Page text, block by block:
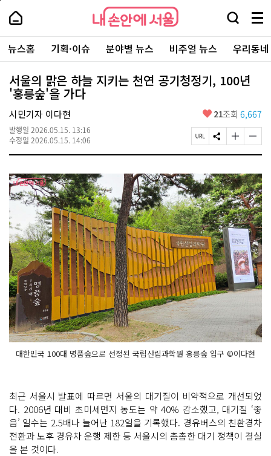
본
로
가
내
손
안
에
서
울
-
서
울
시
대
표
소
통
포
내
손
에
울
검
창
열
기
메
뉴
전
체
보
주
요
서
뉴스홈 기획·이슈 분야별 뉴스 비주얼 뉴스 우리동
서울의 맑은 하늘 지키는 천연 공기청정기, 100년
'홍릉숲'을 가다
시민기자 이다현
발행일 2026.05.15. 13:16
수정일 2026.05.15. 14:06
좋
요
21조회 6,667
페
이
U
R
L
복
사
S
N
공
유
하
기
글
자
기
크
게
변
경
하
기
글
자
기
작
게
변
경
하
기
대한민국 100대 명품숲으로 선정된 국립산림과학원 홍릉숲 입구 ©이다현
최근 서울시 발표에 따르면 서울의 대기질이 비약적으로 개선되었
다. 2006년 대비 초미세먼지 농도는 약 40% 감소했고, 대기질 ‘좋
음’ 일수는 2.5배나 늘어난 182일을 기록했다. 경유버스의 친환경차
전환과 노후 경유차 운행 제한 등 서울시의 촘촘한 대기 정책이 결실
을 본 것이다.
페
상
단
로